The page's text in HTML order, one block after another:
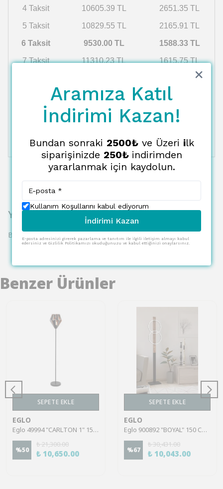
4 Taksit 10605.39 TL 2651.35 TL
5 Taksit 10829.55 TL 2165.91 TL
6 Taksit 9530.00 TL 1588.33 TL
7 Taksit 11310.23 TL 1615.75 TL
1445.87 TL
11835.57 TL
10 Taksit 12116.97 TL 1211.70 TL
12 Taksit 12721.93 TL 1060.16 TL
Yorumlar
Bu ürün için henüz yorum yapılmamış.
Benzer Ürünler
SEPETE EKLE
EGLO
Eglo 49994 "CARLTON 1" 152,5 Cm Yüksekliğinde Çelik Köşe Lambası Lambader
%50
₺ 21,300.00
₺ 10,650.00
SEPETE EKLE
EGLO
Eglo 900892 "BOYAL" 150 Cm Yüksekliğinde Çelik, Ahşap Köşe Lambası Lambader
%67
₺ 30,431.00
₺ 10,043.00
Aramıza Katıl
İndirimi Kazan!
Bundan sonraki 2500₺ve Üzeri ilk
siparişinizde 250₺ indirimden
yararlanmak için kaydolun.
Kullanım Koşullarını kabul ediyorum
İndirimi Kazan
E-posta adresinizi girerek pazarlama ve tanıtım ile ilgili iletişim almayı kabul
edersiniz ve Gizlilik Politikamızı okuduğunuzu ve kabul ettiğinizi onaylarsınız.